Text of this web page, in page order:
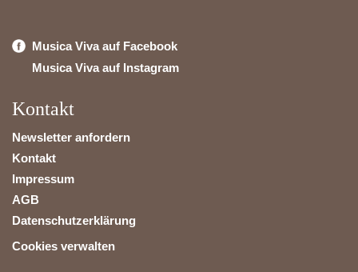
Musica Viva auf Facebook
Musica Viva auf Instagram
Kontakt
Newsletter anfordern
Kontakt
Impressum
AGB
Datenschutzerklärung
Cookies verwalten